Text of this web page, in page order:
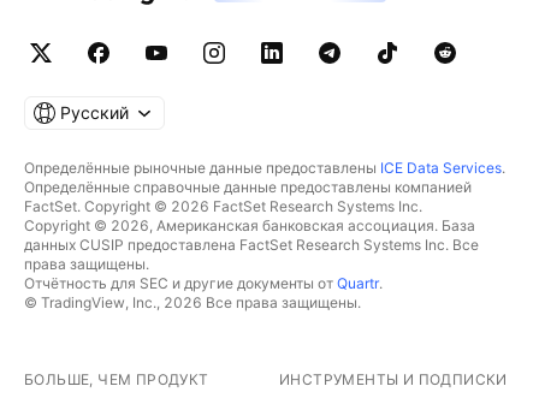
Русский
Определённые рыночные данные предоставлены ICE Data Services.
Определённые справочные данные предоставлены компанией
FactSet. Copyright © 2026 FactSet Research Systems Inc.
Copyright © 2026, Американская банковская ассоциация. База
данных CUSIP предоставлена FactSet Research Systems Inc. Все
права защищены.
Отчётность для SEC и другие документы от Quartr.
© TradingView, Inc., 2026 Все права защищены.
БОЛЬШЕ, ЧЕМ ПРОДУКТ ИНСТРУМЕНТЫ И ПОДПИСКИ